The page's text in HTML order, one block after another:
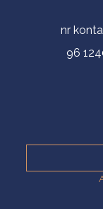
nr
96